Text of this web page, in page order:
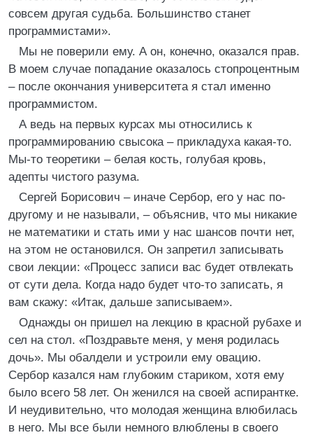
совсем другая судьба. Большинство станет
программистами».
Мы не поверили ему. А он, конечно, оказался прав.
В моем случае попадание оказалось стопроцентным
– после окончания университета я стал именно
программистом.
А ведь на первых курсах мы относились к
программированию свысока – прикладуха какая-то.
Мы-то теоретики – белая кость, голубая кровь,
адепты чистого разума.
Сергей Борисович – иначе Сербор, его у нас по-
другому и не называли, – объяснив, что мы никакие
не математики и стать ими у нас шансов почти нет,
на этом не остановился. Он запретил записывать
свои лекции: «Процесс записи вас будет отвлекать
от сути дела. Когда надо будет что-то записать, я
вам скажу: «Итак, дальше записываем».
Однажды он пришел на лекцию в красной рубахе и
сел на стол. «Поздравьте меня, у меня родилась
дочь». Мы обалдели и устроили ему овацию.
Сербор казался нам глубоким стариком, хотя ему
было всего 58 лет. Он женился на своей аспирантке.
И неудивительно, что молодая женщина влюбилась
в него. Мы все были немного влюблены в своего